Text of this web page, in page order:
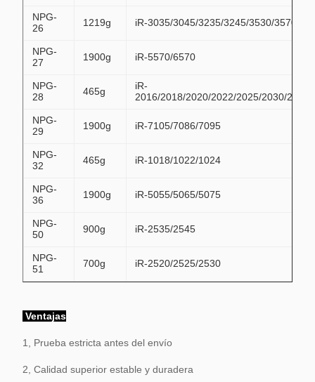
NPG-
26
1219g iR-3035/3045/3235/3245/3530/3570/
NPG-
27
1900g iR-5570/6570
NPG-
28
465g
iR-
2016/2018/2020/2022/2025/2030/
NPG-
29
1900g iR-7105/7086/7095
NPG-
32
465g iR-1018/1022/1024
NPG-
36
1900g iR-5055/5065/5075
NPG-
50
900g iR-2535/2545
NPG-
51
700g iR-2520/2525/2530
Ventajas
1, Prueba estricta antes del envío
2, Calidad superior estable y duradera